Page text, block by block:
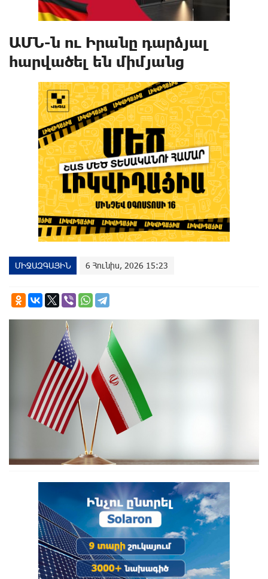
ԱՄՆ-ն ու Իրանը դարձյալ
հարվածել են միմյանց
ՄԻՋԱԶԳԱՅԻՆ 6 Հունիս, 2026 15:23